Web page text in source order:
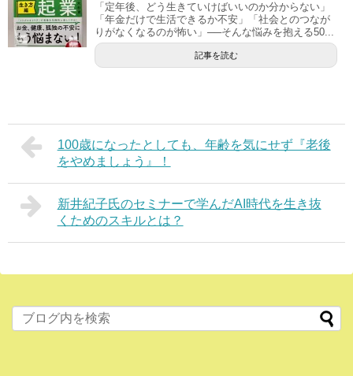
「定年後、どう生きていけばいいのか分からない」
「年金だけで生活できるか不安」「社会とのつなが
りがなくなるのが怖い」──そんな悩みを抱える50...
記事を読む
100歳になったとしても、年齢を気にせず『老後
をやめましょう』！
新井紀子氏のセミナーで学んだAI時代を生き抜
くためのスキルとは？